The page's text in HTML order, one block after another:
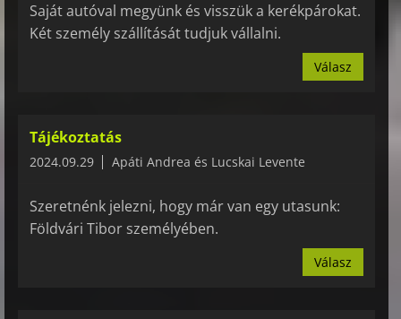
Saját autóval megyünk és visszük a kerékpárokat.
Két személy szállítását tudjuk vállalni.
Válasz
Tájékoztatás
2024.09.29 Apáti Andrea és Lucskai Levente
Szeretnénk jelezni, hogy már van egy utasunk:
Földvári Tibor személyében.
Válasz